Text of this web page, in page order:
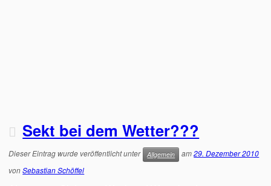
Sekt bei dem Wetter???
Dieser Eintrag wurde veröffentlicht unter Allgemein am29. Dezember 2010
vonSebastian Schöffel